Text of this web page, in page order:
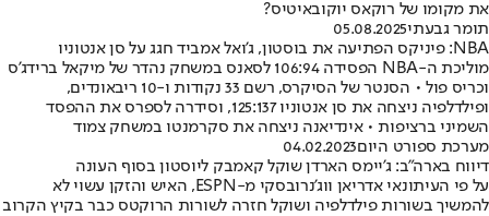
את מקומו של רוקאס יוקובאיטיס?
תומר גבעתי05.08.2025
NBA: פיניקס הפתיעה את בוסטון, ג'ואל אמביד חגג על סן אנטוניו
מוליכת ה-NBA הפסידה 106:94 לסאנס במשחק נהדר של מיקאל ברידג'ס
וכריס פול • הסנטר של הסיקרס, רשם 33 נקודות ו-10 ריבאונדים,
ופילדלפיה ניצחה את סן אנטוניו 125:137, וסידרה לספרס את ההפסד
השמיני ברציפות • אינדיאנה ניצחה את סקרמנטו במשחק צמוד
מערכת ספורט היום04.02.2023
דיווח בארה"ב: ג'יימס הארדן שוקל קאמבק ליוסטון בסוף העונה
על פי העיתונאי אדריאן ווג'נרובסקי מ-ESPN, האיש והזקן עשוי לא
להמשיך בשורות פילדלפיה ושוקל חזרה לשורות הרוקטס כבר בקיץ הקרוב